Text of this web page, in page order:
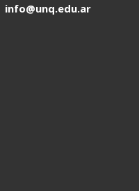
info@unq.edu.ar